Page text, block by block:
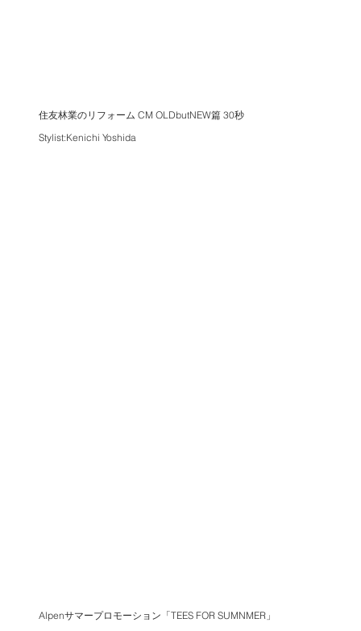
住友林業のリフォーム CM OLDbutNEW篇 30秒
Stylist:Kenichi Yoshida
Alpenサマープロモーション「TEES FOR SUMNMER」